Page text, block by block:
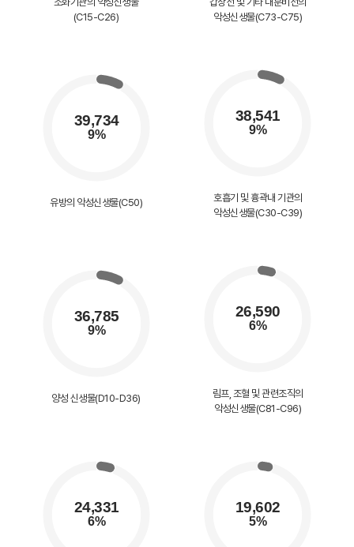
(C15-C26)
악성신생물(C73-C75)
유방의 악성신생물(C50)
호흡기 및 흉곽내 기관의
악성신생물(C30-C39)
양성 신생물(D10-D36)
림프, 조혈 및 관련조직의
악성신생물(C81-C96)